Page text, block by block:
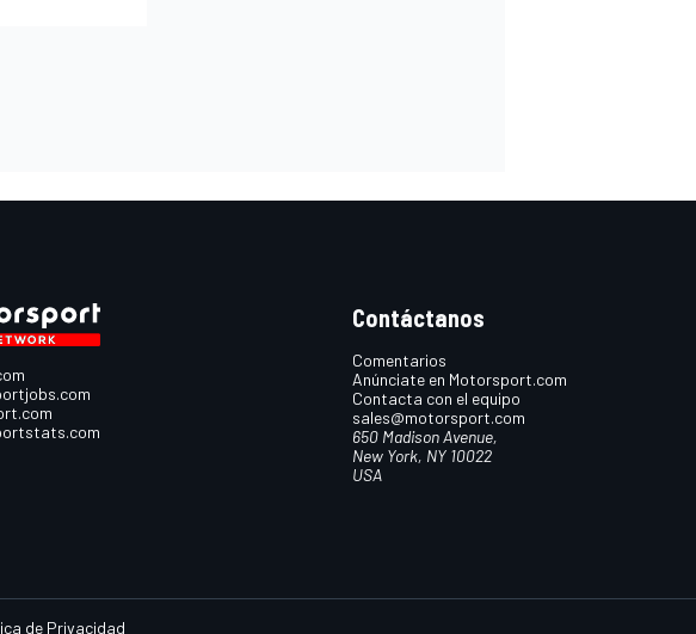
Contáctanos
Comentarios
Anúnciate en Motorsport.com
Contacta con el equipo
sales@motorsport.com
650 Madison Avenue,
New York, NY 10022
USA
de Privacidad